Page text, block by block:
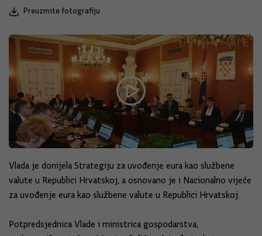
Preuzmite fotografiju
Vlada je donijela Strategiju za uvođenje eura kao službene
valute u Republici Hrvatskoj, a osnovano je i Nacionalno vijeće
za uvođenje eura kao službene valute u Republici Hrvatskoj.
Potpredsjednica Vlade i ministrica gospodarstva,